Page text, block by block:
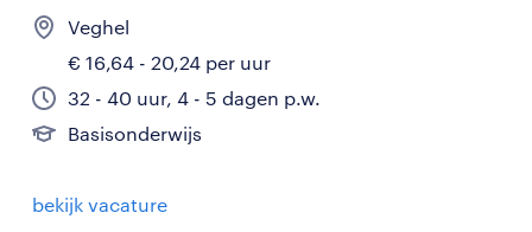
Veghel
€ 16,64 - 20,24 per uur
32 - 40 uur, 4 - 5 dagen p.w.
Basisonderwijs
bekijk vacature